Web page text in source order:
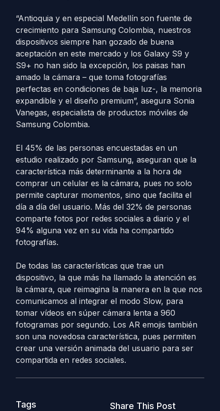
“Antioquia y en especial Medellín son fuente de
crecimiento para Samsung Colombia, nuestros
dispositivos siempre han gozado de buena
aceptación en este mercado y los Galaxy S9 y
S9+ no han sido la excepción, los paisas han
amado la cámara – que toma fotografías
perfectas en condiciones de baja luz-, la memoria
expandible y el diseño premium”, asegura Sonia
Vanegas, especialista de productos móviles de
Samsung Colombia.
El 45% de las personas encuestadas en un
estudio realizado por Samsung, aseguran que la
característica más determinante a la hora de
comprar un celular es la cámara, pues no solo
permite capturar momentos, sino que facilita el
día a día del usuario. Más del 32% de personas
comparte fotos por redes sociales a diario y el
94% alguna vez en su vida ha compartido
fotografías.
De todas las características que trae un
dispositivo, la que más ha llamado la atención es
la cámara, que reimagina la manera en la que nos
comunicamos al integrar el modo Slow, para
tomar vídeos en súper cámara lenta a 960
fotogramas por segundo. Los AR emojis también
son una novedosa característica, pues permiten
crear una versión animada del usuario para ser
compartida en redes sociales.
Tags Share This Post